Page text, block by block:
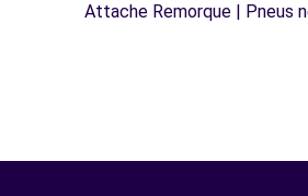
Attache Remorque | Pneus